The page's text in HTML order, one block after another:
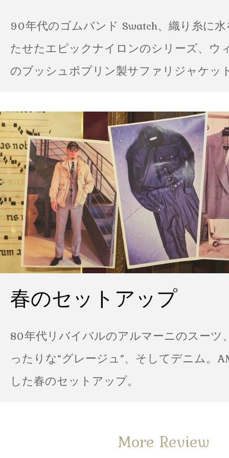
90年代のゴムバンド Swatch、織り糸に
たせたエピックナイロンのシリーズ、ウ
のブッシュポプリン製サファリジャケッ
春のセットアップ
80年代リバイバルのアルマーニのスーツ
ったりな“グレージュ”、そしてデニム。
した春のセットアップ。
More Review